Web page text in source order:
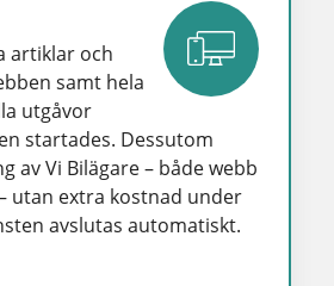
artiklar och
samt hela
utgåvor
startades. Dessutom
av Vi Bilägare – både webb
utan extra kostnad under
avslutas automatiskt.